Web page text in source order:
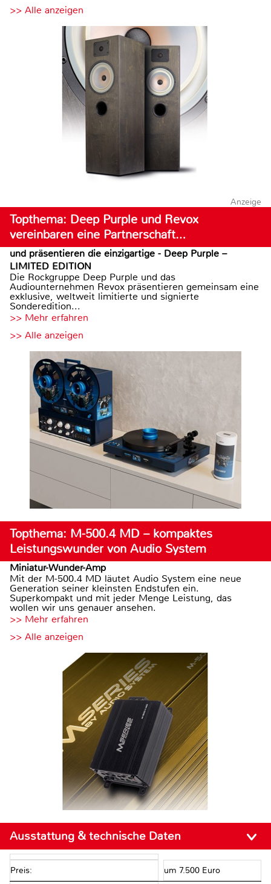
>> Alle anzeigen
Anzeige
Topthema: Deep Purple und Revox
vereinbaren eine Partnerschaft…
und präsentieren die einzigartige - Deep Purple –
LIMITED EDITION
Die Rockgruppe Deep Purple und das
Audiounternehmen Revox präsentieren gemeinsam eine
exklusive, weltweit limitierte und signierte
Sonderedition...
>> Mehr erfahren
>> Alle anzeigen
Topthema: M-500.4 MD – kompaktes
Leistungswunder von Audio System
Miniatur-Wunder-Amp
Mit der M-500.4 MD läutet Audio System eine neue
Generation seiner kleinsten Endstufen ein.
Superkompakt und mit jeder Menge Leistung, das
wollen wir uns genauer ansehen.
>> Mehr erfahren
>> Alle anzeigen
Ausstattung & technische Daten
Preis: um 7.500 Euro